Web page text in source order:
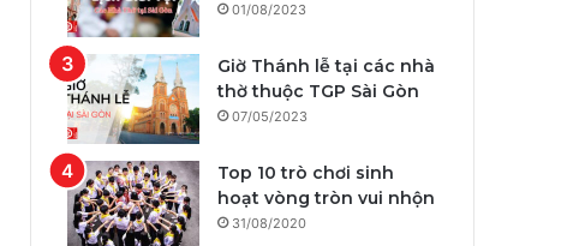
01/08/2023
Giờ Thánh lễ tại các nhà
thờ thuộc TGP Sài Gòn
07/05/2023
Top 10 trò chơi sinh
hoạt vòng tròn vui nhộn
31/08/2020